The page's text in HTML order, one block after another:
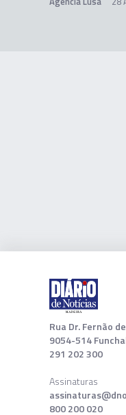
Rua Dr. Fernão
9054-514
291 202 300
Assinaturas
800 200 020